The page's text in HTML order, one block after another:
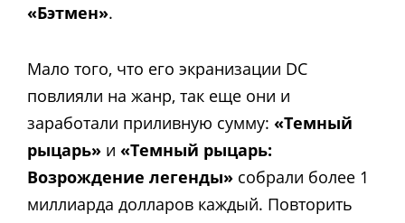
«Бэтмен».
Мало того, что его экранизации DC
повлияли на жанр, так еще они и
заработали приливную сумму: «Темный
рыцарь» и «Темный рыцарь:
Возрождение легенды» собрали более 1
миллиарда долларов каждый. Повторить